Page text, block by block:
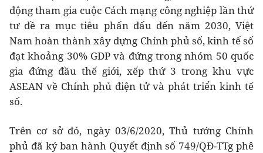
động tham gia cuộc Cách mạng công nghiệp lần thứ
tư đề ra mục tiêu phấn đấu đến năm 2030, Việt
Nam hoàn thành xây dựng Chính phủ số, kinh tế số
đạt khoảng 30% GDP và đứng trong nhóm 50 quốc
gia đứng đầu thế giới, xếp thứ 3 trong khu vực
ASEAN về Chính phủ điện tử và phát triển kinh tế
số.
Trên cơ sở đó, ngày 03/6/2020, Thủ tướng Chính
phủ đã ký ban hành Quyết định số 749/QĐ-TTg phê